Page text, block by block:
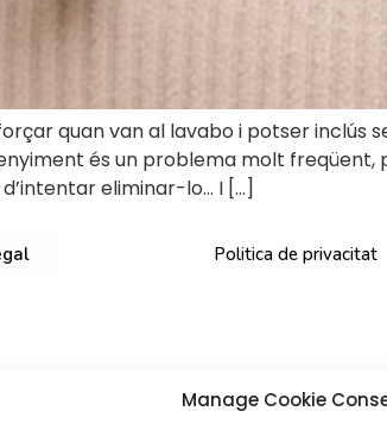
Manage Cookie
quan van al lavabo i potser inclús
és un problema molt freqüent,
eliminar-lo… I […]
Politica de privacitat